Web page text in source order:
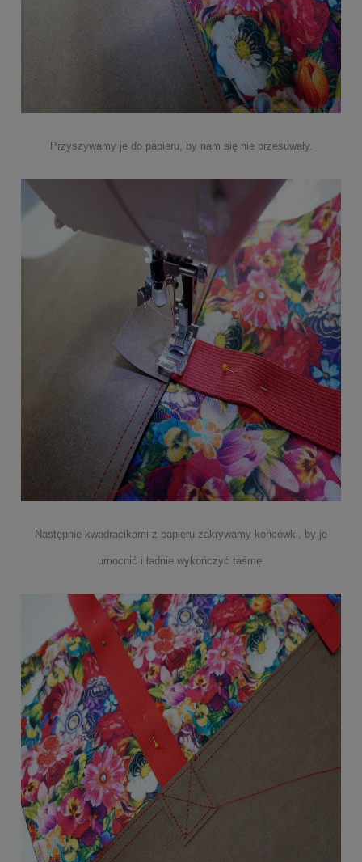
Przyszywamy je do papieru, by nam się nie przesuwały.
Następnie kwadracikami z papieru zakrywamy końcówki, by je
umocnić i ładnie wykończyć taśmę.